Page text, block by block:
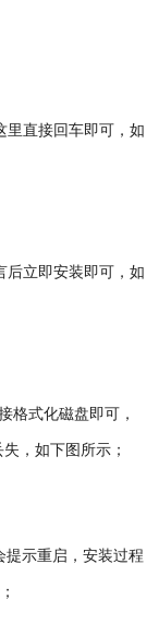
里直接回车即可，如
后立即安装即可，如
格式化磁盘即可，
，如下图所示；
提示重启 ，安装过程